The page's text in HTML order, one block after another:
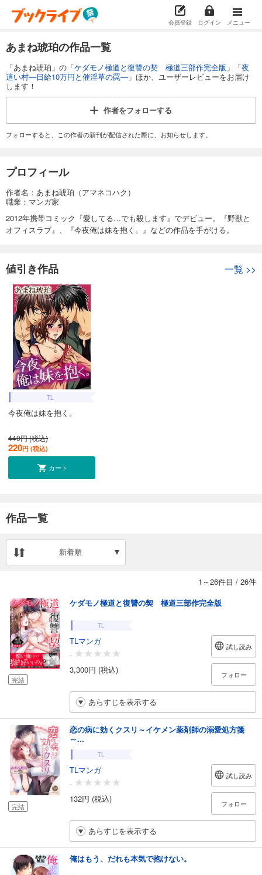
会員登録 ログイン メニュー
あまね琥珀の作品一覧
「あまね琥珀」の「ケダモノ極道と復讐の契 極道三部作完全版 」「夜
這い村―日給10万円と催淫草の罠― 」ほか、ユーザーレビューをお届け
します！
作者をフォローする
フォローすると、この作者の新刊が配信された際に、お知らせします。
プロフィール
作者名：あまね琥珀（アマネコハク）
職業：マンガ家
2012年携帯コミック『愛してる…でも殺します』でデビュー。『野獣と
オフィスラブ』、『今夜俺は妹を抱く。』などの作品を手がける。
値引き作品 一覧 >>
TL
今夜俺は妹を抱く。
440円 (税込)
220円 (税込)
カート
作品一覧
新着順
1～26件目 / 26件
完結
ケダモノ極道と復讐の契 極道三部作完全版
TL
TLマンガ
-
3,300円 (税込)
試し読み
フォロー
あらすじを表示する
完結
恋の病に効くクスリ～イケメン薬剤師の溺愛処方箋
～...
TL
TLマンガ
-
132円 (税込)
試し読み
フォロー
あらすじを表示する
俺はもう、だれも本気で抱けない。